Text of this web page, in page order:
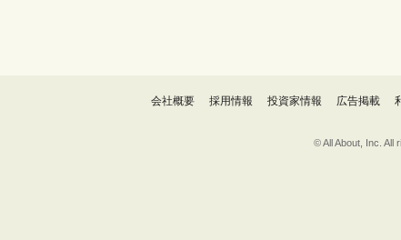
会社概要 採用情報 投資家情報 広告掲載
© All About, Inc. All